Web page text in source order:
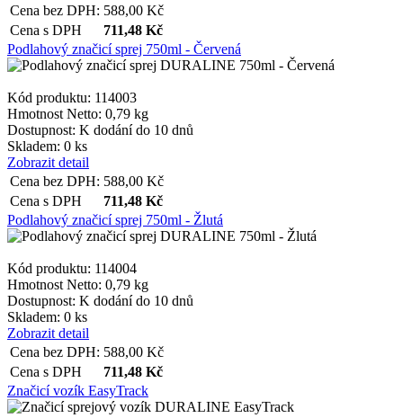
Cena bez DPH: 588,00 Kč
Cena s DPH
711,48 Kč
Podlahový značicí sprej 750ml - Červená
Kód produktu: 114003
Hmotnost Netto: 0,79 kg
Dostupnost: K dodání do 10 dnů
Skladem: 0 ks
Zobrazit detail
Cena bez DPH: 588,00 Kč
Cena s DPH
711,48 Kč
Podlahový značicí sprej 750ml - Žlutá
Kód produktu: 114004
Hmotnost Netto: 0,79 kg
Dostupnost: K dodání do 10 dnů
Skladem: 0 ks
Zobrazit detail
Cena bez DPH: 588,00 Kč
Cena s DPH
711,48 Kč
Značicí vozík EasyTrack